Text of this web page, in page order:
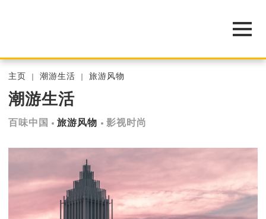
主页 潮游生活 旅游风物
潮游生活
百味中国 旅游风物 影视时尚